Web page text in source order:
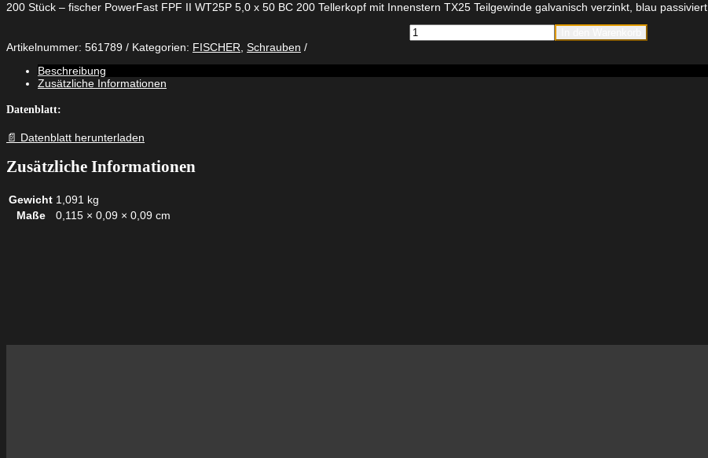
200 Stück – fischer PowerFast FPF II WT25P 5,0 x 50 BC 200 Tellerkopf mit Innenstern TX25 Teilgewinde galvanisch verzinkt, blau passiviert
fischer
PowerFast
II
WT25P
Artikelnummer: 561789 Kategorien: FISCHER Schrauben
Beschreibung
Zusätzliche Informationen
Datenblatt:
📄 Datenblatt herunterladen
Zusätzliche Informationen
Gewicht 1,091 kg
Maße
0,115 × 0,09 × 0,09 cm